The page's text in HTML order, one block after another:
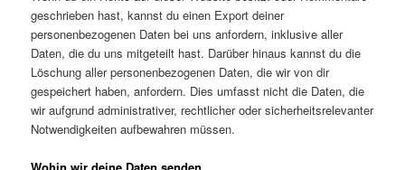
geschrieben hast, kannst du einen Export deiner
personenbezogenen Daten bei uns anfordern, inklusive aller
Daten, die du uns mitgeteilt hast. Darüber hinaus kannst du die
Löschung aller personenbezogenen Daten, die wir von dir
gespeichert haben, anfordern. Dies umfasst nicht die Daten, die
wir aufgrund administrativer, rechtlicher oder sicherheitsrelevanter
Notwendigkeiten aufbewahren müssen.